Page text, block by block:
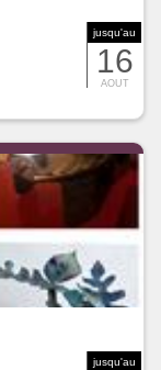
jusqu'au
16
AOUT
jusqu'au